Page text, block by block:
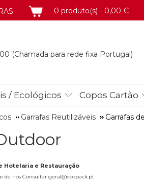
CARRINHO
0 produto(s) - 0,00 €
(Chamada para rede fixa Portugal)
/ Ecológicos Copos Cartão
Garrafas Reutilizáveis Garrafas
Hotelaria e Restauração
de nos Consultar geral@ecopack.pt